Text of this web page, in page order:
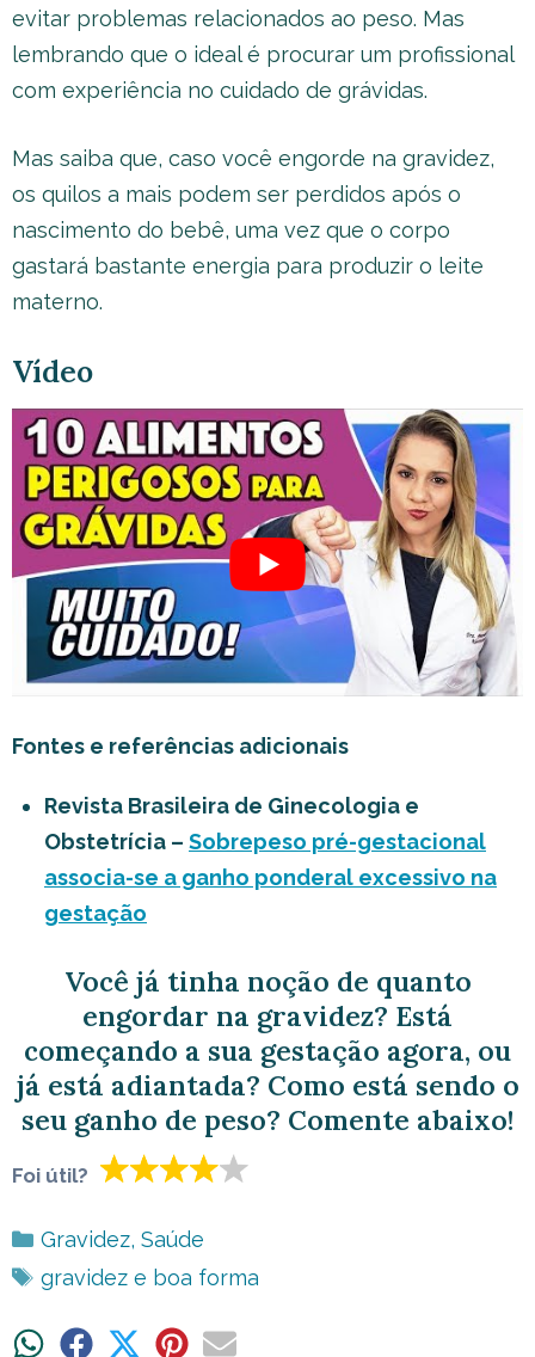
evitar problemas relacionados ao peso. Mas
lembrando que o ideal é procurar um profissional
com experiência no cuidado de grávidas.
Mas saiba que, caso você engorde na gravidez,
os quilos a mais podem ser perdidos após o
nascimento do bebê, uma vez que o corpo
gastará bastante energia para produzir o leite
materno.
Vídeo
Fontes e referências adicionais
Revista Brasileira de Ginecologia e
Obstetrícia – Sobrepeso pré-gestacional
associa-se a ganho ponderal excessivo na
gestação
Você já tinha noção de quanto
engordar na gravidez? Está
começando a sua gestação agora, ou
já está adiantada? Como está sendo o
seu ganho de peso? Comente abaixo!
Foi útil?
Categorias
Gravidez, Saúde
Tags
gravidez e boa forma
ShareShare ShareShareShare